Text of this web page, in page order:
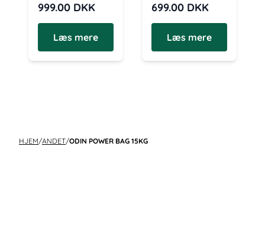
999.00 DKK
Læs mere
699.00 DKK
Læs mere
HJEM/ANDET/ODIN POWER BAG 15KG